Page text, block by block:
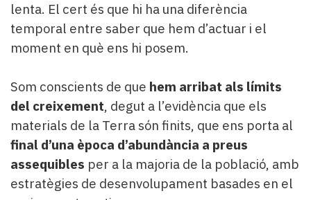
lenta. El cert és que hi ha una diferència
temporal entre saber que hem d’actuar i el
moment en què ens hi posem.
Som conscients de que hem arribat als límits
del creixement, degut a l’evidència que els
materials de la Terra són finits, que ens porta al
final d’una època d’abundància a preus
assequibles per a la majoria de la població, amb
estratègies de desenvolupament basades en el